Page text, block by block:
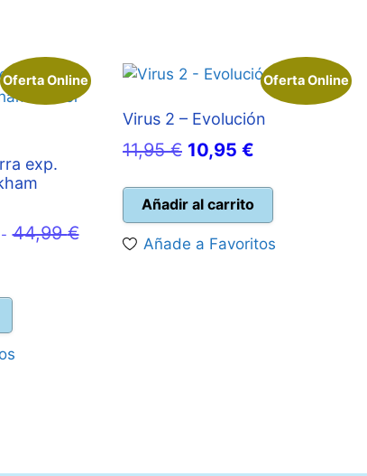
Oferta Online
exp.
44,99€
Oferta Online
Virus 2 – Evolución
11,95€ El
original
era:
11,95 €.
10,95 €
actual
es:
10,95 €.
Añadir al carrito
Añade a Favoritos